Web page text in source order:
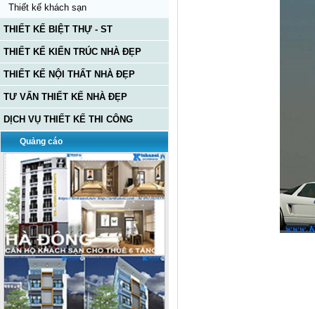
Thiết kế khách sạn
THIẾT KẾ BIỆT THỰ - ST
THIẾT KẾ KIẾN TRÚC NHÀ ĐẸP
THIẾT KẾ NỘI THẤT NHÀ ĐẸP
TƯ VẤN THIẾT KẾ NHÀ ĐẸP
DỊCH VỤ THIẾT KẾ THI CÔNG
Quảng cáo